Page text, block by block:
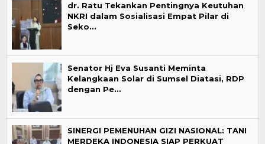
dr. Ratu Tekankan Pentingnya Keutuhan
NKRI dalam Sosialisasi Empat Pilar di
Seko…
Senator Hj Eva Susanti Meminta
Kelangkaan Solar di Sumsel Diatasi, RDP
dengan Pe…
SINERGI PEMENUHAN GIZI NASIONAL: TANI
MERDEKA INDONESIA SIAP PERKUAT